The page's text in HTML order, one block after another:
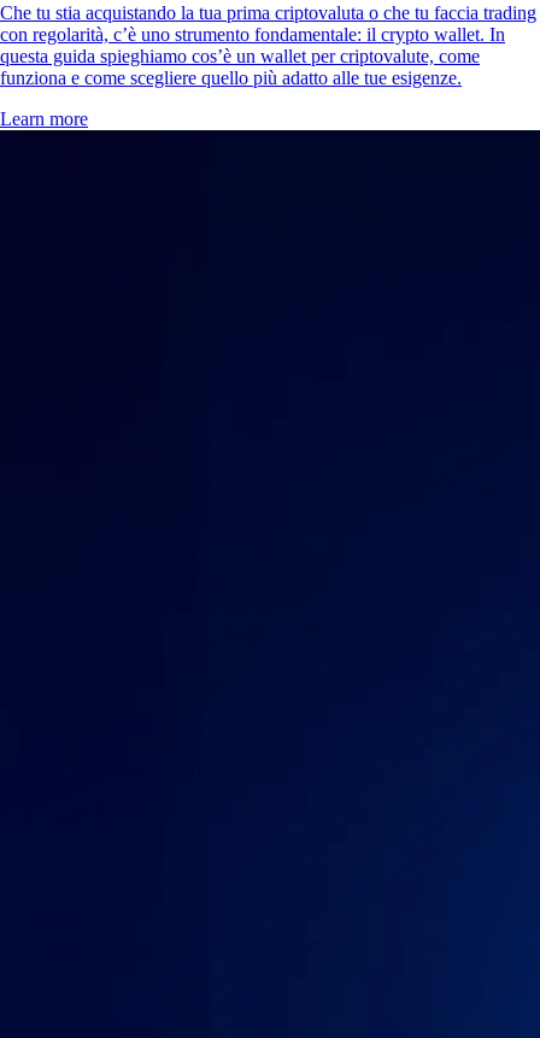
Che tu stia acquistando la tua prima criptovaluta o che tu faccia trading
con regolarità, c’è uno strumento fondamentale: il crypto wallet. In
questa guida spieghiamo cos’è un wallet per criptovalute, come
funziona e come scegliere quello più adatto alle tue esigenze.
Learn more